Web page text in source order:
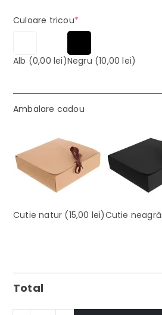
Culoare tricou*(required)
Alb (0,00 lei)Negru (10,00 lei)
Ambalare cadou
Cutie natur (15,00 lei)Cutie neagră
Total